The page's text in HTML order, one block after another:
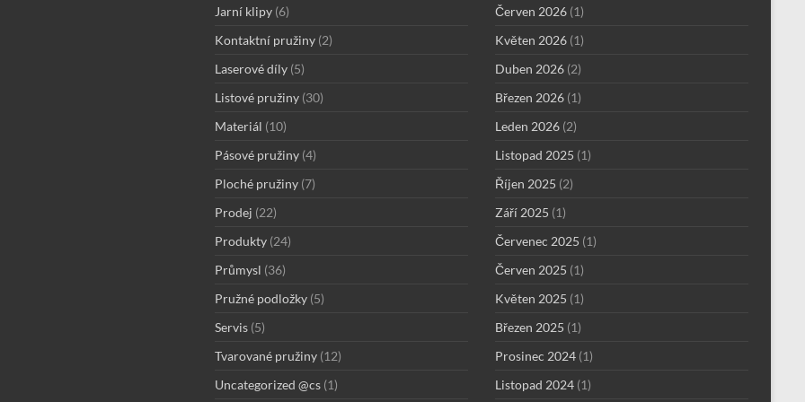
Jarní klipy (6)
Kontaktní pružiny (2)
Laserové díly (5)
Listové pružiny (30)
Materiál (10)
Pásové pružiny (4)
Ploché pružiny (7)
Prodej (22)
Produkty (24)
Průmysl (36)
Pružné podložky (5)
Servis (5)
Tvarované pružiny (12)
Uncategorized @cs (1)
Červen 2026 (1)
Květen 2026 (1)
Duben 2026 (2)
Březen 2026 (1)
Leden 2026 (2)
Listopad 2025 (1)
Říjen 2025 (2)
Září 2025 (1)
Červenec 2025 (1)
Červen 2025 (1)
Květen 2025 (1)
Březen 2025 (1)
Prosinec 2024 (1)
Listopad 2024 (1)